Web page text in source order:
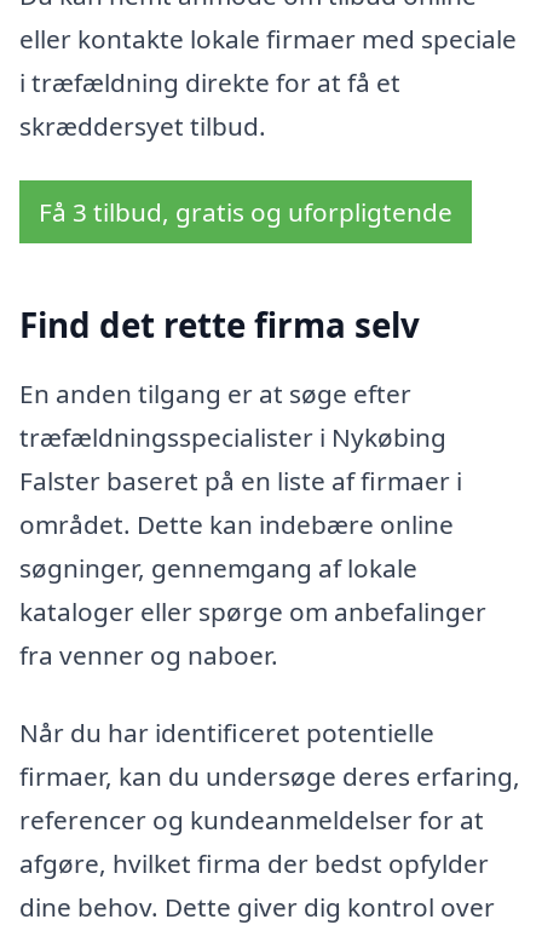
eller kontakte lokale firmaer med speciale
i træfældning direkte for at få et
skræddersyet tilbud.
Få 3 tilbud, gratis og uforpligtende
Find det rette firma selv
En anden tilgang er at søge efter
træfældningsspecialister i Nykøbing
Falster baseret på en liste af firmaer i
området. Dette kan indebære online
søgninger, gennemgang af lokale
kataloger eller spørge om anbefalinger
fra venner og naboer.
Når du har identificeret potentielle
firmaer, kan du undersøge deres erfaring,
referencer og kundeanmeldelser for at
afgøre, hvilket firma der bedst opfylder
dine behov. Dette giver dig kontrol over